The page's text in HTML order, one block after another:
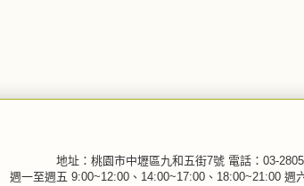
地址：桃園市中壢區九和五街7號 電話：03-
週一至週五 9:00~12:00、14:00~17:00、18:00~21:00 週